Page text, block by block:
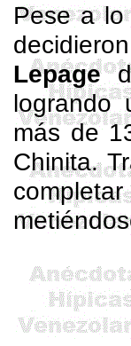
Pese a
Lepage
logrando
más de
Chinita.